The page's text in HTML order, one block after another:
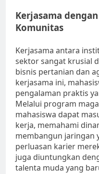
Kerjasama
Komunitas
Kerjasama antara
sektor sangat krusial
bisnis pertanian dan
kerjasama ini,
pengalaman praktis
Melalui program
mahasiswa dapat
kerja, memahami
membangun jaringan
perluasan karier
juga diuntungkan
talenta muda yang